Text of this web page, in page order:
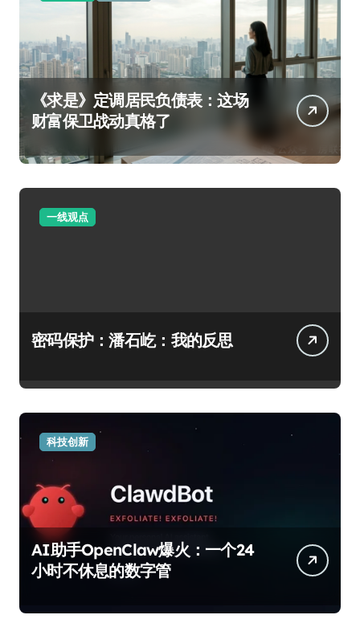
《求是》定调居民负债表：这场
财富保卫战动真格了
一线观点
密码保护：潘石屹：我的反思
科技创新
AI助手OpenClaw爆火：一个24
小时不休息的数字管